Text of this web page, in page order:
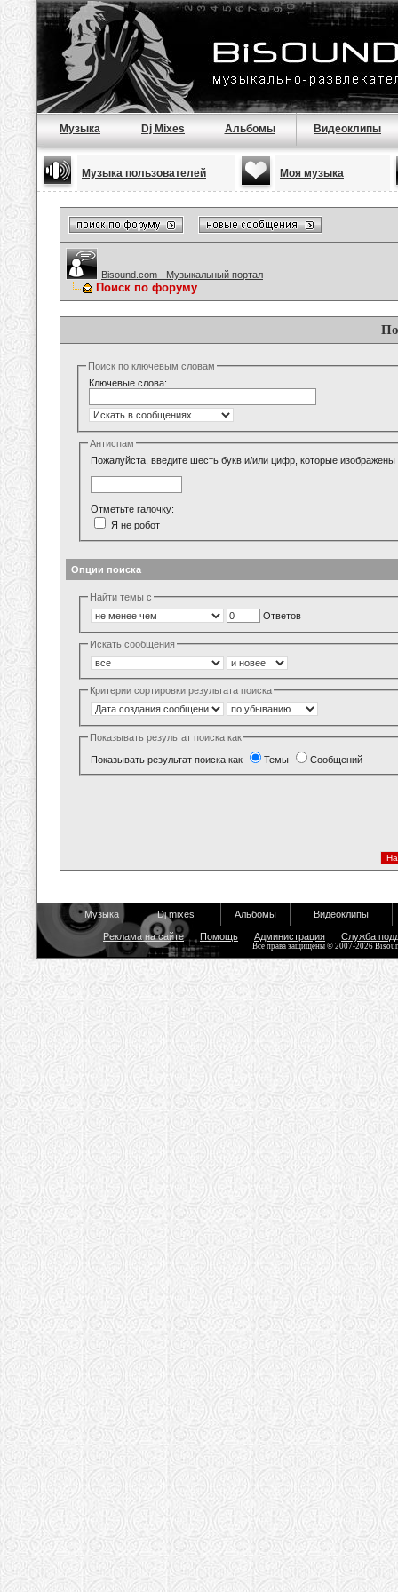
Музыка Dj Mixes Альбомы Видеоклипы
Музыка пользователей Моя музыка
Bisound.com - Музыкальный портал
Поиск по форуму
Поиск по ключевым словам
Ключевые слова:
Антиспам
Пожалуйста, введите шесть букв и/или цифр, которые изображены
Отметьте галочку:
Я не робот
Опции поиска
Найти темы с
Ответов
Искать сообщения
Критерии сортировки результата поиска
Показывать результат поиска как
Показывать результат поиска как Темы Сообщений
Музыка Dj mixes Альбомы Видеоклипы
Реклама на сайте Помощь Администрация Служба
Все права защищены © 2007-2026